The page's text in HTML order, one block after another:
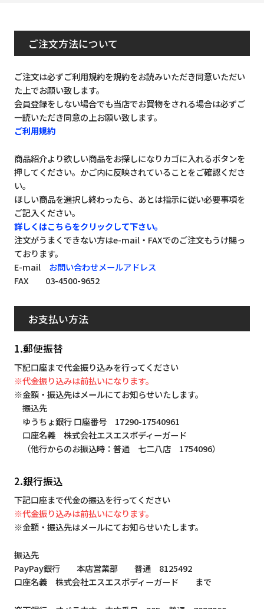
ご注文方法について
ご注文は必ずご利用規約を規約をお読みいただき同意いただい
た上でお願い致します。
会員登録をしない場合でも当店でお買物をされる場合は必ずご
一読いただき同意の上お願い致します。
ご利用規約
商品紹介より欲しい商品をお探しになりカゴに入れるボタンを
押してください。かご内に反映されていることをご確認くださ
い。
ほしい商品を選択し終わったら、あとは指示に従い必要事項を
ご記入ください。
詳しくはこちらをクリックして下さい。
注文がうまくできない方はe-mail・FAXでのご注文もうけ賜っ
ております。
E-mail お問い合わせメールアドレス
FAX 03-4500-9652
お支払い方法
1.郵便振替
下記口座まで代金振り込みを行ってください
※代金振り込みは前払いになります。
※金額・振込先はメールにてお知らせいたします。
振込先
ゆうちょ銀行 口座番号 17290-17540961
口座名義 株式会社エスエスボディーガード
（他行からのお振込時：普通 七二八店 1754096）
2.銀行振込
下記口座まで代金の振込を行ってください
※代金振り込みは前払いになります。
※金額・振込先はメールにてお知らせいたします。
振込先
PayPay銀行 本店営業部 普通 8125492
口座名義 株式会社エスエスボディーガード まで